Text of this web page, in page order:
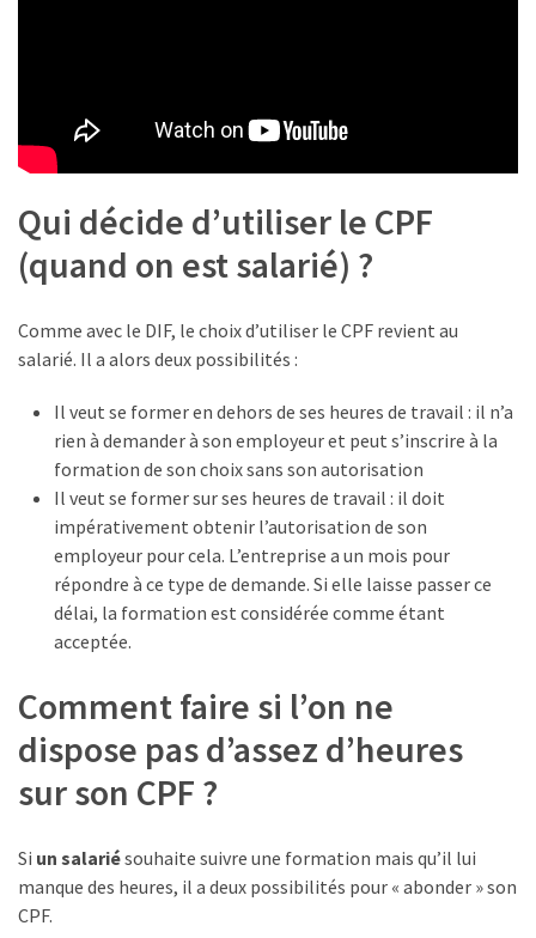
Qui décide d’utiliser le CPF
(quand on est salarié) ?
Comme avec le DIF, le choix d’utiliser le CPF revient au
salarié. Il a alors deux possibilités :
Il veut se former en dehors de ses heures de travail : il n’a
rien à demander à son employeur et peut s’inscrire à la
formation de son choix sans son autorisation
Il veut se former sur ses heures de travail : il doit
impérativement obtenir l’autorisation de son
employeur pour cela. L’entreprise a un mois pour
répondre à ce type de demande. Si elle laisse passer ce
délai, la formation est considérée comme étant
acceptée.
Comment faire si l’on ne
dispose pas d’assez d’heures
sur son CPF ?
Si un salariésouhaite suivre une formation mais qu’il lui
manque des heures, il a deux possibilités pour « abonder » son
CPF.